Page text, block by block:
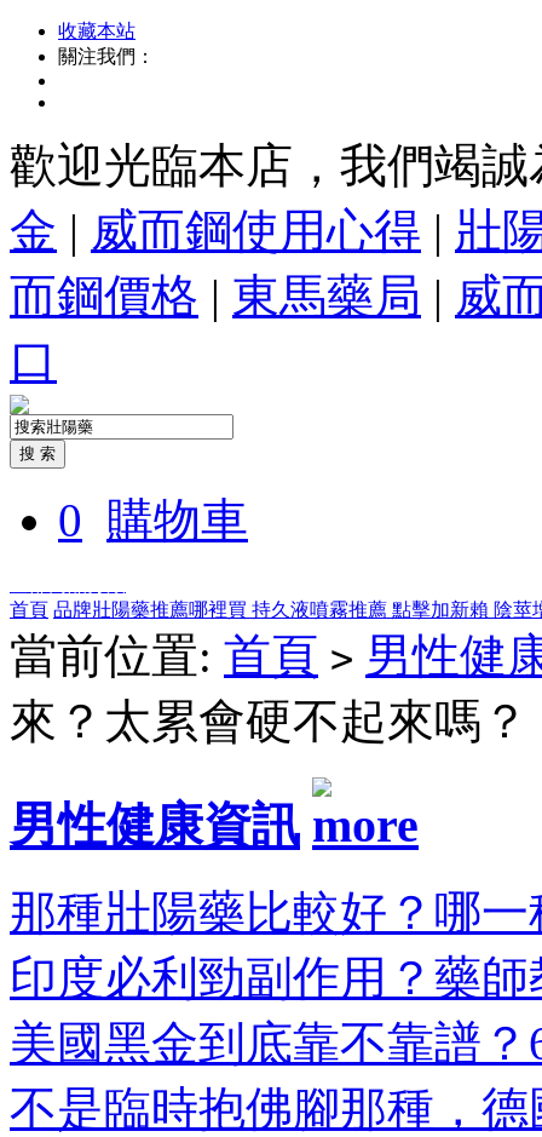
收藏本站
關注我們：
歡迎光臨本店，我們竭
金 | 威而鋼使用心得 | 壯
而鋼價格 | 東馬藥局 | 威
口
0 購物車
首頁 品牌壯陽藥推薦哪裡買 持久液噴霧推薦 點擊加新賴 陰莖
當前位置: 首頁 > 男性健
來？太累會硬不起來嗎？
男性健康資訊
那種壯陽藥比較好？哪
印度必利勁副作用？藥
美國黑金到底靠不靠譜？
不是臨時抱佛腳那種，